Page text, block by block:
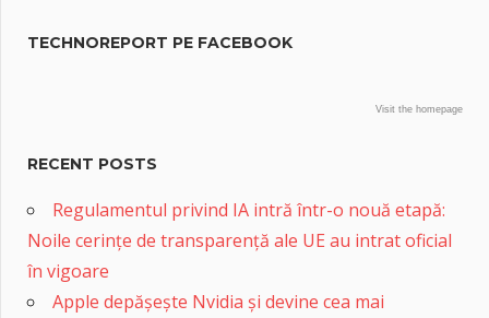
TECHNOREPORT PE FACEBOOK
Visit the homepage
RECENT POSTS
Regulamentul privind IA intră într-o nouă etapă:
Noile cerințe de transparență ale UE au intrat oficial
în vigoare
Apple depășește Nvidia și devine cea mai